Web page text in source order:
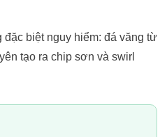
biệt nguy hiểm: đá văng từ
tạo ra chip sơn và swirl